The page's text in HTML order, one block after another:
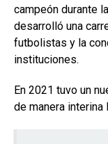
campeón durante
desarrolló una
futbolistas y la
instituciones.
En 2021 tuvo un
de manera